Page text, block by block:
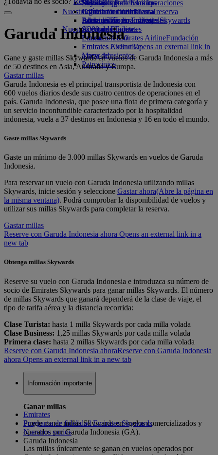
Bebidas
Nuestra flota
Boeing 777
A380 de Emirates
Emirates A350
Emirates Executive
Mapa de asientos
Diversión para los niños
Juguetes infantiles
Actividades para niños
Sostenibilidad en las operaciones
Política medioambiental
Informes medioambientales
Nuestras comunidades
Fundación Emirates AirlineFundación
Emirates Airline Opens an external link in
a new tab
Patrocinios
Skywards Rail
Calculadora de millas
Inicie sesión en Emirates Skywards
Skywards+
Móvil y app de Emirates
Cancelar o cambiar una reserva
Alteraciones en los viajes
Acerca de Emirates
Garuda Indonesia
Gane y gaste millas Skywards en vuelos de Garuda Indonesia a más
de 50 destinos en Asia, Australia y Europa.
Gastar millas
Garuda Indonesia es el principal transportista de Indonesia con
600 vuelos diarios desde sus cuatro centros de operaciones en el
país. Garuda Indonesia, que posee una flota de primera categoría y
un servicio inconfundible caracterizado por la hospitalidad
indonesia, vuela a 37 destinos en Indonesia y 16 en todo el mundo.
Gaste millas Skywards
Gaste un mínimo de 3.000 millas Skywards en vuelos de Garuda
Indonesia.
Para reservar un vuelo con Garuda Indonesia utilizando millas
Skywards, inicie sesión y seleccione Gastar ahora(Abre la página en
la misma ventana). Podrá comprobar la disponibilidad de vuelos y
utilizar sus millas Skywards para completar la reserva.
Gastar millas
Reserve con Garuda Indonesia ahora Opens an external link in a
new tab
Obtenga millas Skywards
Reserve su vuelo con Garuda Indonesia e introduzca su número de
socio de Emirates Skywards para ganar millas Skywards. El número
de millas Skywards que ganará dependerá de la clase de viaje, el
tipo de tarifa aérea y la distancia recorrida:
Clase Turista: hasta 1 milla Skywards por cada milla volada
Clase Business: 1,25 millas Skywards por cada milla volada
Primera clase: hasta 2 millas Skywards por cada milla volada
Reserve con Garuda Indonesia ahoraReserve con Garuda Indonesia
ahora Opens an external link in a new tab
Información importante
Ganar millas
Puede ganar millas Skywards en vuelos comercializados y
operados por Garuda Indonesia (GA).
Las millas únicamente se ganan en vuelos operados por
Emirates
Programa de fidelidad Emirates Skywards
Nuestros socios
Garuda Indonesia